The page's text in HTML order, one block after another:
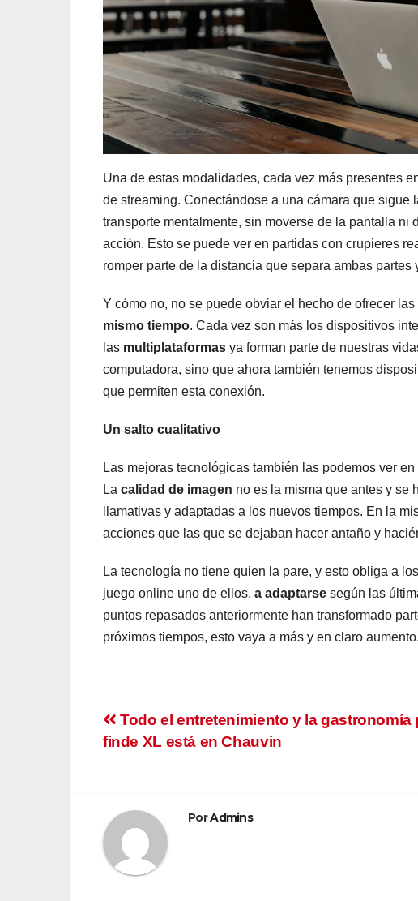
Una de estas modalidades, cada vez más presentes
de streaming. Conectándose a una cámara que sigue
transporte mentalmente, sin moverse de la pantalla
acción. Esto se puede ver en partidas con crupieres
romper parte de la distancia que separa ambas partes
Y cómo no, no se puede obviar el hecho de ofrecer
mismo tiempo. Cada vez son más los dispositivos
las multiplataformas ya forman parte de nuestras
computadora, sino que ahora también tenemos
que permiten esta conexión.
Un salto cualitativo
Las mejoras tecnológicas también las podemos ver
La calidad de imagen no es la misma que antes y se
llamativas y adaptadas a los nuevos tiempos. En la
acciones que las que se dejaban hacer antaño y
La tecnología no tiene quien la pare, y esto obliga a
juego online uno de ellos, a adaptarse según las
puntos repasados anteriormente han transformado
próximos tiempos, esto vaya a más y en claro aumento.
Navegación
Todo el entretenimiento y la gastronomía
finde XL está en Chauvin
PorAdmins